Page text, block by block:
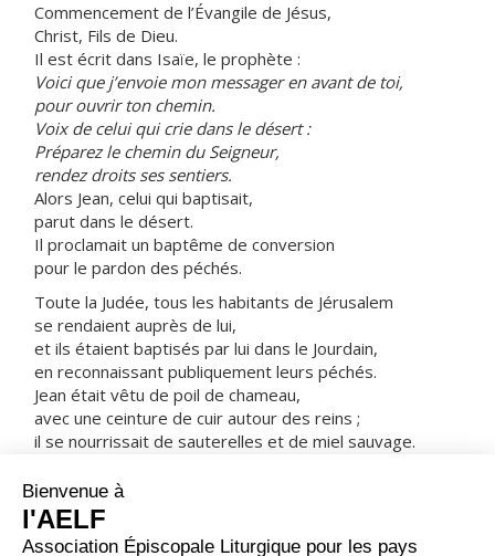
Commencement de l’Évangile de Jésus,
Christ, Fils de Dieu.
Il est écrit dans Isaïe, le prophète :
Voici que j’envoie mon messager en avant de toi,
pour ouvrir ton chemin.
Voix de celui qui crie dans le désert :
Préparez le chemin du Seigneur,
rendez droits ses sentiers.
Alors Jean, celui qui baptisait,
parut dans le désert.
Il proclamait un baptême de conversion
pour le pardon des péchés.
Toute la Judée, tous les habitants de Jérusalem
se rendaient auprès de lui,
et ils étaient baptisés par lui dans le Jourdain,
en reconnaissant publiquement leurs péchés.
Jean était vêtu de poil de chameau,
avec une ceinture de cuir autour des reins ;
il se nourrissait de sauterelles et de miel sauvage.
« Voici venir derrière moi
celui qui est plus fort que moi ;
je ne suis pas digne de m’abaisser